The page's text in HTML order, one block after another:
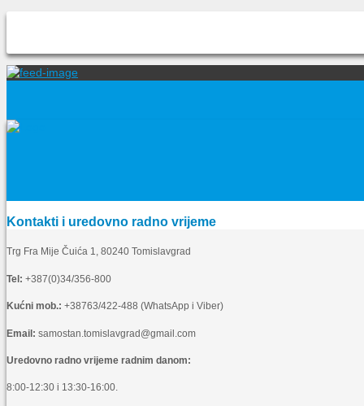
Kontakti i uredovno radno vrijeme
Trg Fra Mije Čuića 1, 80240 Tomislavgrad
Tel: +387(0)34/356-800
Kućni mob.: +38763/422-488 (WhatsApp i Viber)
Email: samostan.tomislavgrad@gmail.com
Uredovno radno vrijeme radnim danom:
8:00-12:30 i 13:30-16:00.